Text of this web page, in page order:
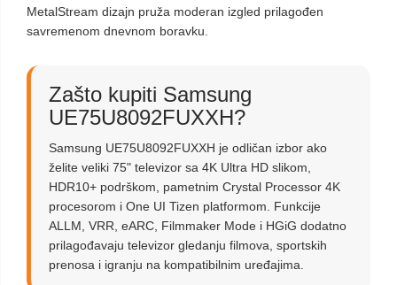
MetalStream dizajn pruža moderan izgled prilagođen
savremenom dnevnom boravku.
Zašto kupiti Samsung
UE75U8092FUXXH?
Samsung UE75U8092FUXXH je odličan izbor ako
želite veliki 75" televizor sa 4K Ultra HD slikom,
HDR10+ podrškom, pametnim Crystal Processor 4K
procesorom i One UI Tizen platformom. Funkcije
ALLM, VRR, eARC, Filmmaker Mode i HGiG dodatno
prilagođavaju televizor gledanju filmova, sportskih
prenosa i igranju na kompatibilnim uređajima.